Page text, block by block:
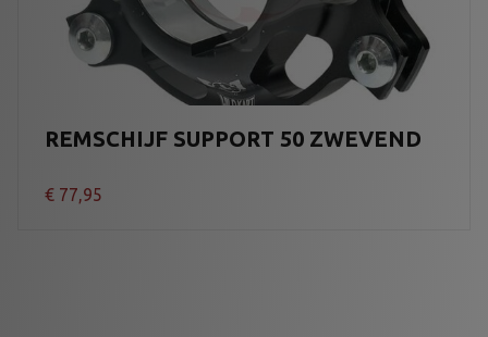
REMSCHIJF SUPPORT 50 ZWEVEND
€ 77,95